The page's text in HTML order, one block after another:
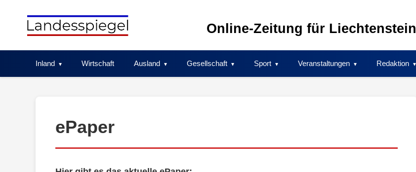
Online-Zeitung für Liechtenstein
Inland Wirtschaft Ausland Gesellschaft Sport Veranstaltungen Redaktion
ePaper